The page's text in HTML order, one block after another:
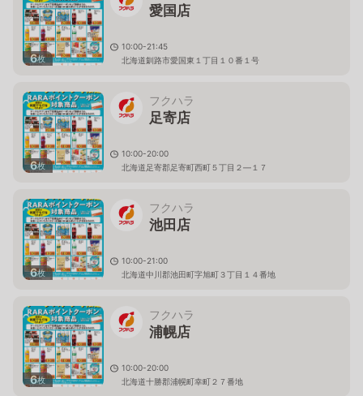
6枚
愛国店
10:00-21:45
北海道釧路市愛国東１丁目１０番１号
6枚
フクハラ
足寄店
10:00-20:00
北海道足寄郡足寄町西町５丁目２―１７
6枚
フクハラ
池田店
10:00-21:00
北海道中川郡池田町字旭町３丁目１４番地
6枚
フクハラ
浦幌店
10:00-20:00
北海道十勝郡浦幌町幸町２７番地